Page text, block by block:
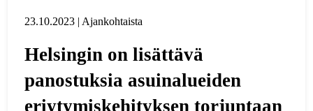
23.10.2023 | Ajankohtaista
Helsingin on lisättävä
panostuksia asuinalueiden
eriytymiskehityksen torjuntaan